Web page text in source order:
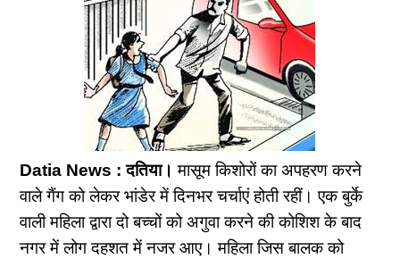
Datia News : दतिया। मासूम किशोरों का अपहरण करने
वाले गैंग को लेकर भांडेर में दिनभर चर्चाएं होती रहीं। एक बुर्के
वाली महिला द्वारा दो बच्चों को अगुवा करने की कोशिश के बाद
नगर में लोग दहशत में नजर आए। महिला जिस बालक को